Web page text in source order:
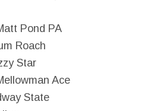
Pond PA
Roach
Star
Ace
State